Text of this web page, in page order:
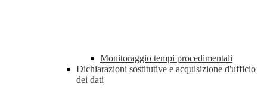
Monitoraggio tempi procedimentali
Dichiarazioni sostitutive e acquisizione d'ufficio
dei dati